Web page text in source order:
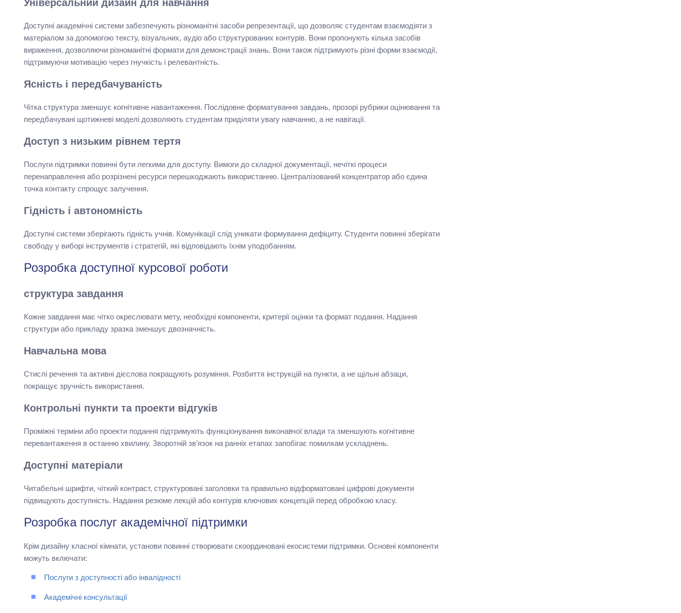
Універсальний дизайн для навчання
Доступні академічні системи забезпечують різноманітні засоби репрезентації, що дозволяє студентам взаємодіяти з
матеріалом за допомогою тексту, візуальних, аудіо або структурованих контурів. Вони пропонують кілька засобів
вираження, дозволяючи різноманітні формати для демонстрації знань. Вони також підтримують різні форми взаємодії,
підтримуючи мотивацію через гнучкість і релевантність.
Ясність і передбачуваність
Чітка структура зменшує когнітивне навантаження. Послідовне форматування завдань, прозорі рубрики оцінювання та
передбачувані щотижневі моделі дозволяють студентам приділяти увагу навчанню, а не навігації.
Доступ з низьким рівнем тертя
Послуги підтримки повинні бути легкими для доступу. Вимоги до складної документації, нечіткі процеси
перенаправлення або розрізнені ресурси перешкоджають використанню. Централізований концентратор або єдина
точка контакту спрощує залучення.
Гідність і автономність
Доступні системи зберігають гідність учнів. Комунікації слід уникати формування дефіциту. Студенти повинні зберігати
свободу у виборі інструментів і стратегій, які відповідають їхнім уподобанням.
Розробка доступної курсової роботи
структура завдання
Кожне завдання має чітко окреслювати мету, необхідні компоненти, критерії оцінки та формат подання. Надання
структури або прикладу зразка зменшує двозначність.
Навчальна мова
Стислі речення та активні дієслова покращують розуміння. Розбиття інструкцій на пункти, а не щільні абзаци,
покращує зручність використання.
Контрольні пункти та проекти відгуків
Проміжні терміни або проекти подання підтримують функціонування виконавчої влади та зменшують когнітивне
перевантаження в останню хвилину. Зворотній зв’язок на ранніх етапах запобігає помилкам ускладнень.
Доступні матеріали
Читабельні шрифти, чіткий контраст, структуровані заголовки та правильно відформатовані цифрові документи
підвищують доступність. Надання резюме лекцій або контурів ключових концепцій перед обробкою класу.
Розробка послуг академічної підтримки
Крім дизайну класної кімнати, установи повинні створювати скоординовані екосистеми підтримки. Основні компоненти
можуть включати:
Послуги з доступності або інвалідності
Академічні консультації